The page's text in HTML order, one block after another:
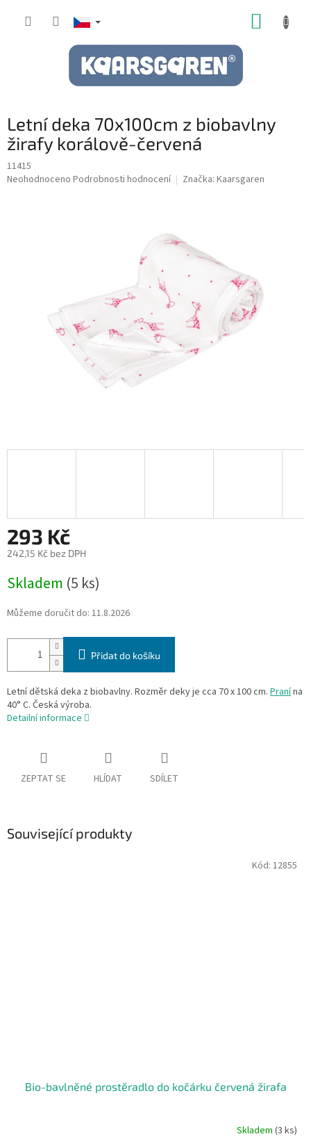
Letní deka 70x100cm z biobavlny
žirafy korálově-červená
11415
Průměrné
Neohodnoceno Podrobnosti hodnocení Značka: Kaarsgaren
293 Kč
242,15 Kč bez DPH
cena:
Skladem (5 ks)
Můžeme doručit do: 11.8.2026
Přidat do košíku
Letní dětská deka z biobavlny. Rozměr deky je cca 70 x 100 cm. Pranína
40° C. Česká výroba.
Detailní informace
ZEPTAT SE HLÍDAT SDÍLET
Související produkty
Bio-bavlněné prostěradlo do kočárku červená žirafa
Skladem (3 ks)
Kód: 12855